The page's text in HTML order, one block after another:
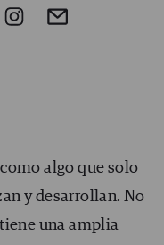
algo que solo
y desarrollan. No
una amplia